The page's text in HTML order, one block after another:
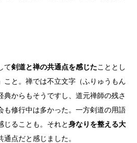
て剣道と禅の共通点を感じた こととし
こと。禅では不立文字（ふりゅうもん
からもそうですし、道元禅師の残さ
も修行中は多かった。一方剣道の用語
じることも。それと 身なりを整える大
点だと感じました。